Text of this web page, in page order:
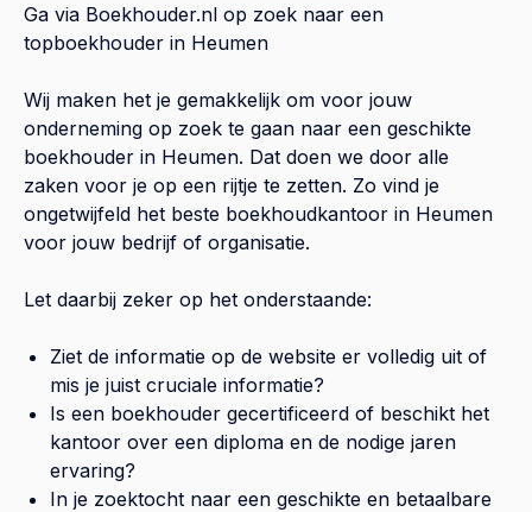
Ga via Boekhouder.nl op zoek naar een
topboekhouder in Heumen
Wij maken het je gemakkelijk om voor jouw
onderneming op zoek te gaan naar een geschikte
boekhouder in Heumen. Dat doen we door alle
zaken voor je op een rijtje te zetten. Zo vind je
ongetwijfeld het beste boekhoudkantoor in Heumen
voor jouw bedrijf of organisatie.
Let daarbij zeker op het onderstaande:
Ziet de informatie op de website er volledig uit of
mis je juist cruciale informatie?
Is een boekhouder gecertificeerd of beschikt het
kantoor over een diploma en de nodige jaren
ervaring?
In je zoektocht naar een geschikte en betaalbare